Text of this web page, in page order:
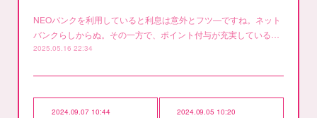
NEOバンクを利用していると利息は意外とフツ―ですね。ネット
バンクらしからぬ。その一方で、ポイント付与が充実している…
2025.05.16 22:34
2024.09.07 10:44 2024.09.05 10:20